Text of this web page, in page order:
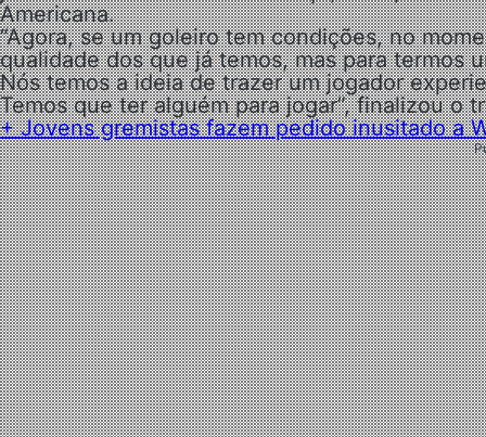
Americana.
“Agora, se um goleiro tem condições, no
qualidade dos que já temos, mas para termos
Nós temos a ideia de trazer um jogador
Temos que ter alguém para jogar”, finalizou o
+ Jovens gremistas fazem pedido inusitado a